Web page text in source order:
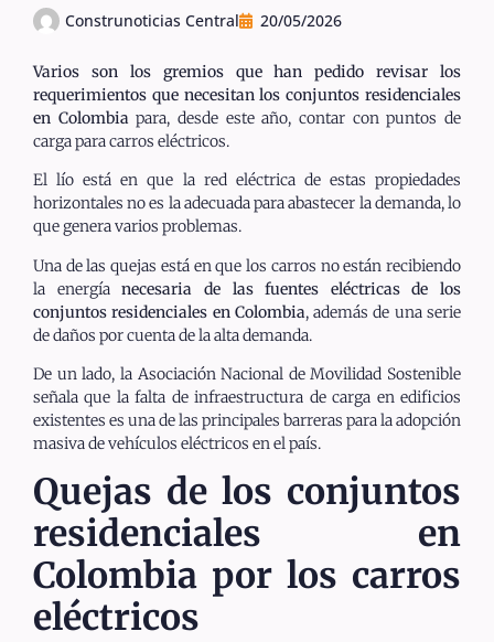
Construnoticias Central 20/05/2026
Varios son los gremios que han pedido revisar los
requerimientos que necesitan los conjuntos residenciales
en Colombiapara, desde este año, contar con puntos de
carga para carros eléctricos.
El lío está en que la red eléctrica de estas propiedades
horizontales no es la adecuada para abastecer la demanda, lo
que genera varios problemas.
Una de las quejas está en que los carros no están recibiendo
la energíanecesaria de las fuentes eléctricas de los
conjuntos residenciales en Colombia, además de una serie
de daños por cuenta de la alta demanda.
De un lado, la Asociación Nacional de Movilidad Sostenible
señala que la falta de infraestructura de carga en edificios
existentes es una de las principales barreras para la adopción
masiva de vehículos eléctricos en el país.
Quejas de los conjuntos
residenciales en
Colombia por los carros
eléctricos